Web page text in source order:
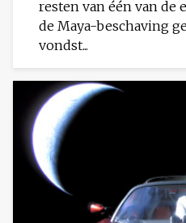
resten van één van de
de Maya-beschaving
vondst...